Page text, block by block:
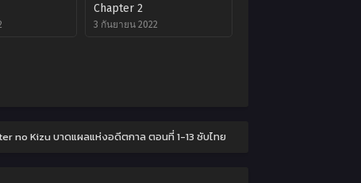
Chapter 2
3 กันยายน 2022
no Kizu บาดแผลแห่งอดีตกาล ตอนที่ 1-13 ซับไทย